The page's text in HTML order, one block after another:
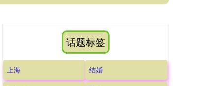
话题标签
上海 结婚